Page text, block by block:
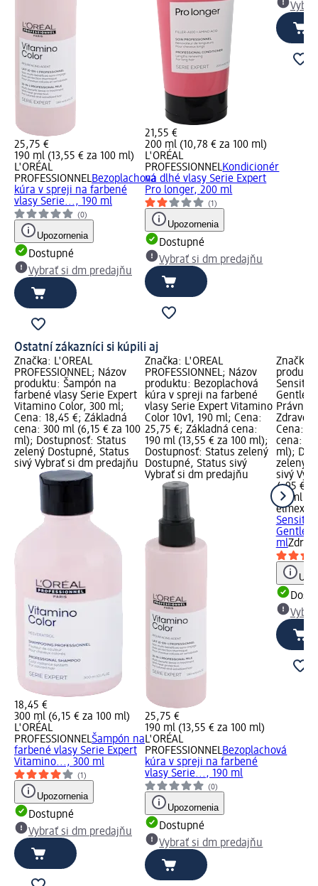
25,75 €
190 ml (13,55 € za 100 ml)
L'ORÉAL
PROFESSIONNELBezoplachová
kúra v spreji na farbené
vlasy Serie..., 190 ml
(0)
Upozornenia
Dostupné
Vybrať si dm predajňu
21,55 €
200 ml (10,78 € za 100 ml)
L'ORÉAL
PROFESSIONNELKondicionér
na dlhé vlasy Serie Expert
Pro longer, 200 ml
(1)
Upozornenia
Dostupné
Vybrať si dm predajňu
Ostatní zákazníci si kúpili aj
Značka: L'ORÉAL
PROFESSIONNEL; Názov
produktu: Šampón na
farbené vlasy Serie Expert
Vitamino Color, 300 ml;
Cena: 18,45 €; Základná
cena: 300 ml (6,15 € za 100
ml); Dostupnosť: Status
zelený Dostupné, Status
sivý Vybrať si dm predajňu
18,45 €
300 ml (6,15 € za 100 ml)
L'ORÉAL
PROFESSIONNELŠampón na
farbené vlasy Serie Expert
Vitamino..., 300 ml
(1)
Upozornenia
Dostupné
Vybrať si dm predajňu
Značka: L'ORÉAL
PROFESSIONNEL; Názov
produktu: Bezoplachová
kúra v spreji na farbené
vlasy Serie Expert Vitamino
Color 10v1, 190 ml; Cena:
25,75 €; Základná cena:
190 ml (13,55 € za 100 ml);
Dostupnosť: Status zelený
Dostupné, Status sivý
Vybrať si dm predajňu
25,75 €
190 ml (13,55 € za 100 ml)
L'ORÉAL
PROFESSIONNELBezoplachová
kúra v spreji na farbené
vlasy Serie..., 190 ml
(0)
Upozornenia
Dostupné
Vybrať si dm predajňu
Značka:
Gentle
Právna
Cena:
cena:
ml);
zelený
sivý
4,95 €
75 ml
elmex
ml